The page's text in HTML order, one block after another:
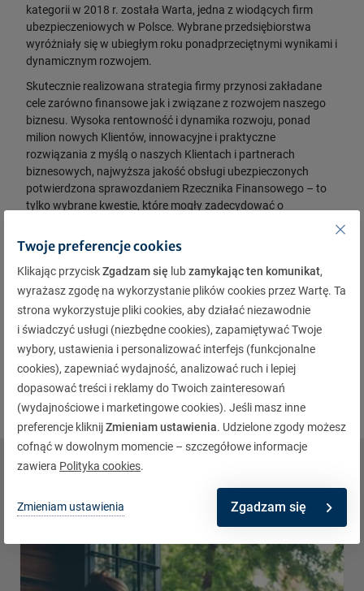
kategorii w 2018 r. została Warta, jedna z wiodących firm
ubezpieczeniowych w Polsce. Wybrane przedsiębiorstwa
wyróżniały się w ubiegłym roku ponadprzeciętnymi wynikami i
dynamicznym rozwojem.
Skutecznie realizowana strategia firmy przynosi zakładane
cele zarówno finansowe jak i związane z rozwojem naszego
biznesu. Wysoka rentowność i dynamika rozwoju, ponad
milion nowych Klientów, innowacyjne i praktyczne
rozwiązania z myślą o naszych Klientach i partnerach
biznesowych, najwyższa jakość obsługi ubezpieczonych
potwierdzona sprawozdaniem Rzecznika Finansowego – to
tylko wybrane kwestie, które mogły zadecydować o
firmy, podkreślające sukces dotychczasowych zmian w
Warcie– powiedział Grzegorz Bielec, wiceprezes zarządu
Warty.
Wyróżnienie Orzeł „Rzeczpospolitej” przyznawane jest od
2001 roku. Nagrody otrzymują firmy w oparciu o wskaźniki
opisujące efektywność firmy, jej stabilność oraz zdolność do
rozwoju. Firmy wybierane są przez kapitułę konkursową z
grupy przedsiębiorstw z Listy 500 Największych Polskich
Przedsiębiorstw.
Sprawdź również powiązane
Aktualności
Twoje preferencje cookies
Klikając przyciskZgadzam się lubzamykając ten komunikat,
wyrażasz zgodę na wykorzystanie plików cookies przez Wartę. Ta
strona wykorzystuje pliki cookies, aby działać niezawodnie
i świadczyć usługi (niezbędne cookies), zapamiętywać Twoje
wybory, ustawienia i personalizować interfejs (funkcjonalne
cookies), zapewniać wydajność, analizować ruch i lepiej
dopasować treści i reklamy do Twoich zainteresowań
(wydajnościowe i marketingowe cookies). Jeśli masz inne
preferencje kliknijZmieniam ustawienia. Udzielone zgody możesz
cofnąć w dowolnym momencie – szczegółowe informacje
zawiera Polityka cookies.
Zmieniam ustawienia Zgadzam się